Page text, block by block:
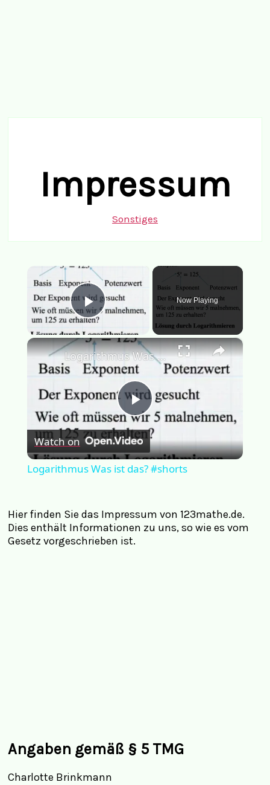
Impressum
Sonstiges
Play Video
Now Playing
×
Play
Video
Logarithmus Was ist das? #shorts
Watch on
Logarithmus Was ist das? #shorts
Hier finden Sie das Impressum von 123mathe.de.
Dies enthält Informationen zu uns, so wie es vom
Gesetz vorgeschrieben ist.
Angaben gemäß § 5 TMG
Charlotte Brinkmann